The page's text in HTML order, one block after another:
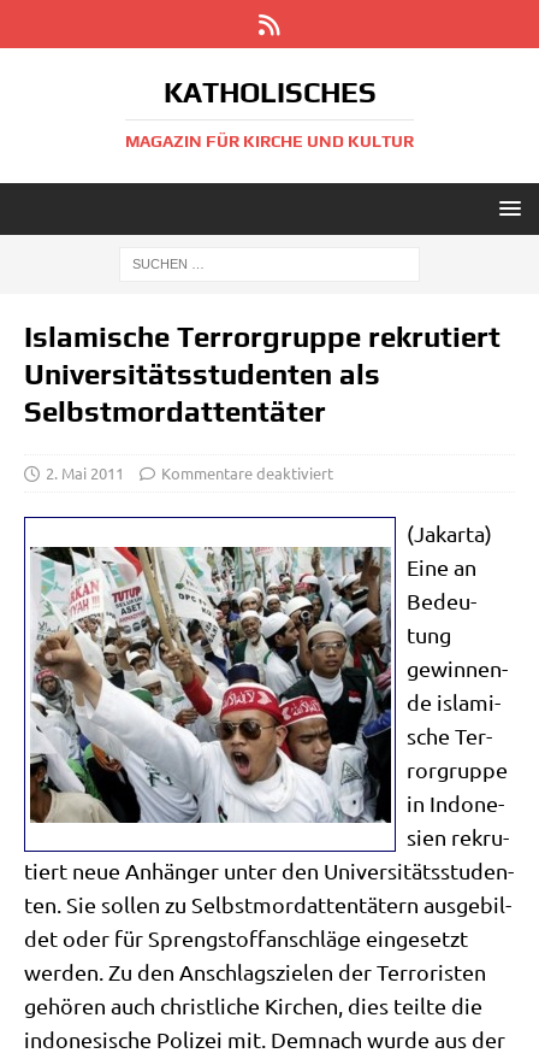
KATHOLISCHES
MAGAZIN FÜR KIRCHE UND KULTUR
Islamische Terrorgruppe rekrutiert
Universitätsstudenten als
Selbstmordattentäter
2. Mai 2011 Kommentare deaktiviert
(Jakar­ta)
Eine an
Bedeu­
tung
gewin­nen­
de isla­mi­
sche Ter­
ror­grup­pe
in Indo­ne­
si­en rekru­
tiert neue Anhän­ger unter den Uni­ver­si­täts­stu­den­
ten. Sie sol­len zu Selbst­mord­at­ten­tä­tern aus­ge­bil­
det oder für Spreng­stoff­an­schlä­ge ein­ge­setzt
wer­den. Zu den Anschlags­zie­len der Ter­ro­ri­sten
gehö­ren auch christ­li­che Kir­chen, dies teil­te die
indo­ne­si­sche Poli­zei mit. Dem­nach wur­de aus der